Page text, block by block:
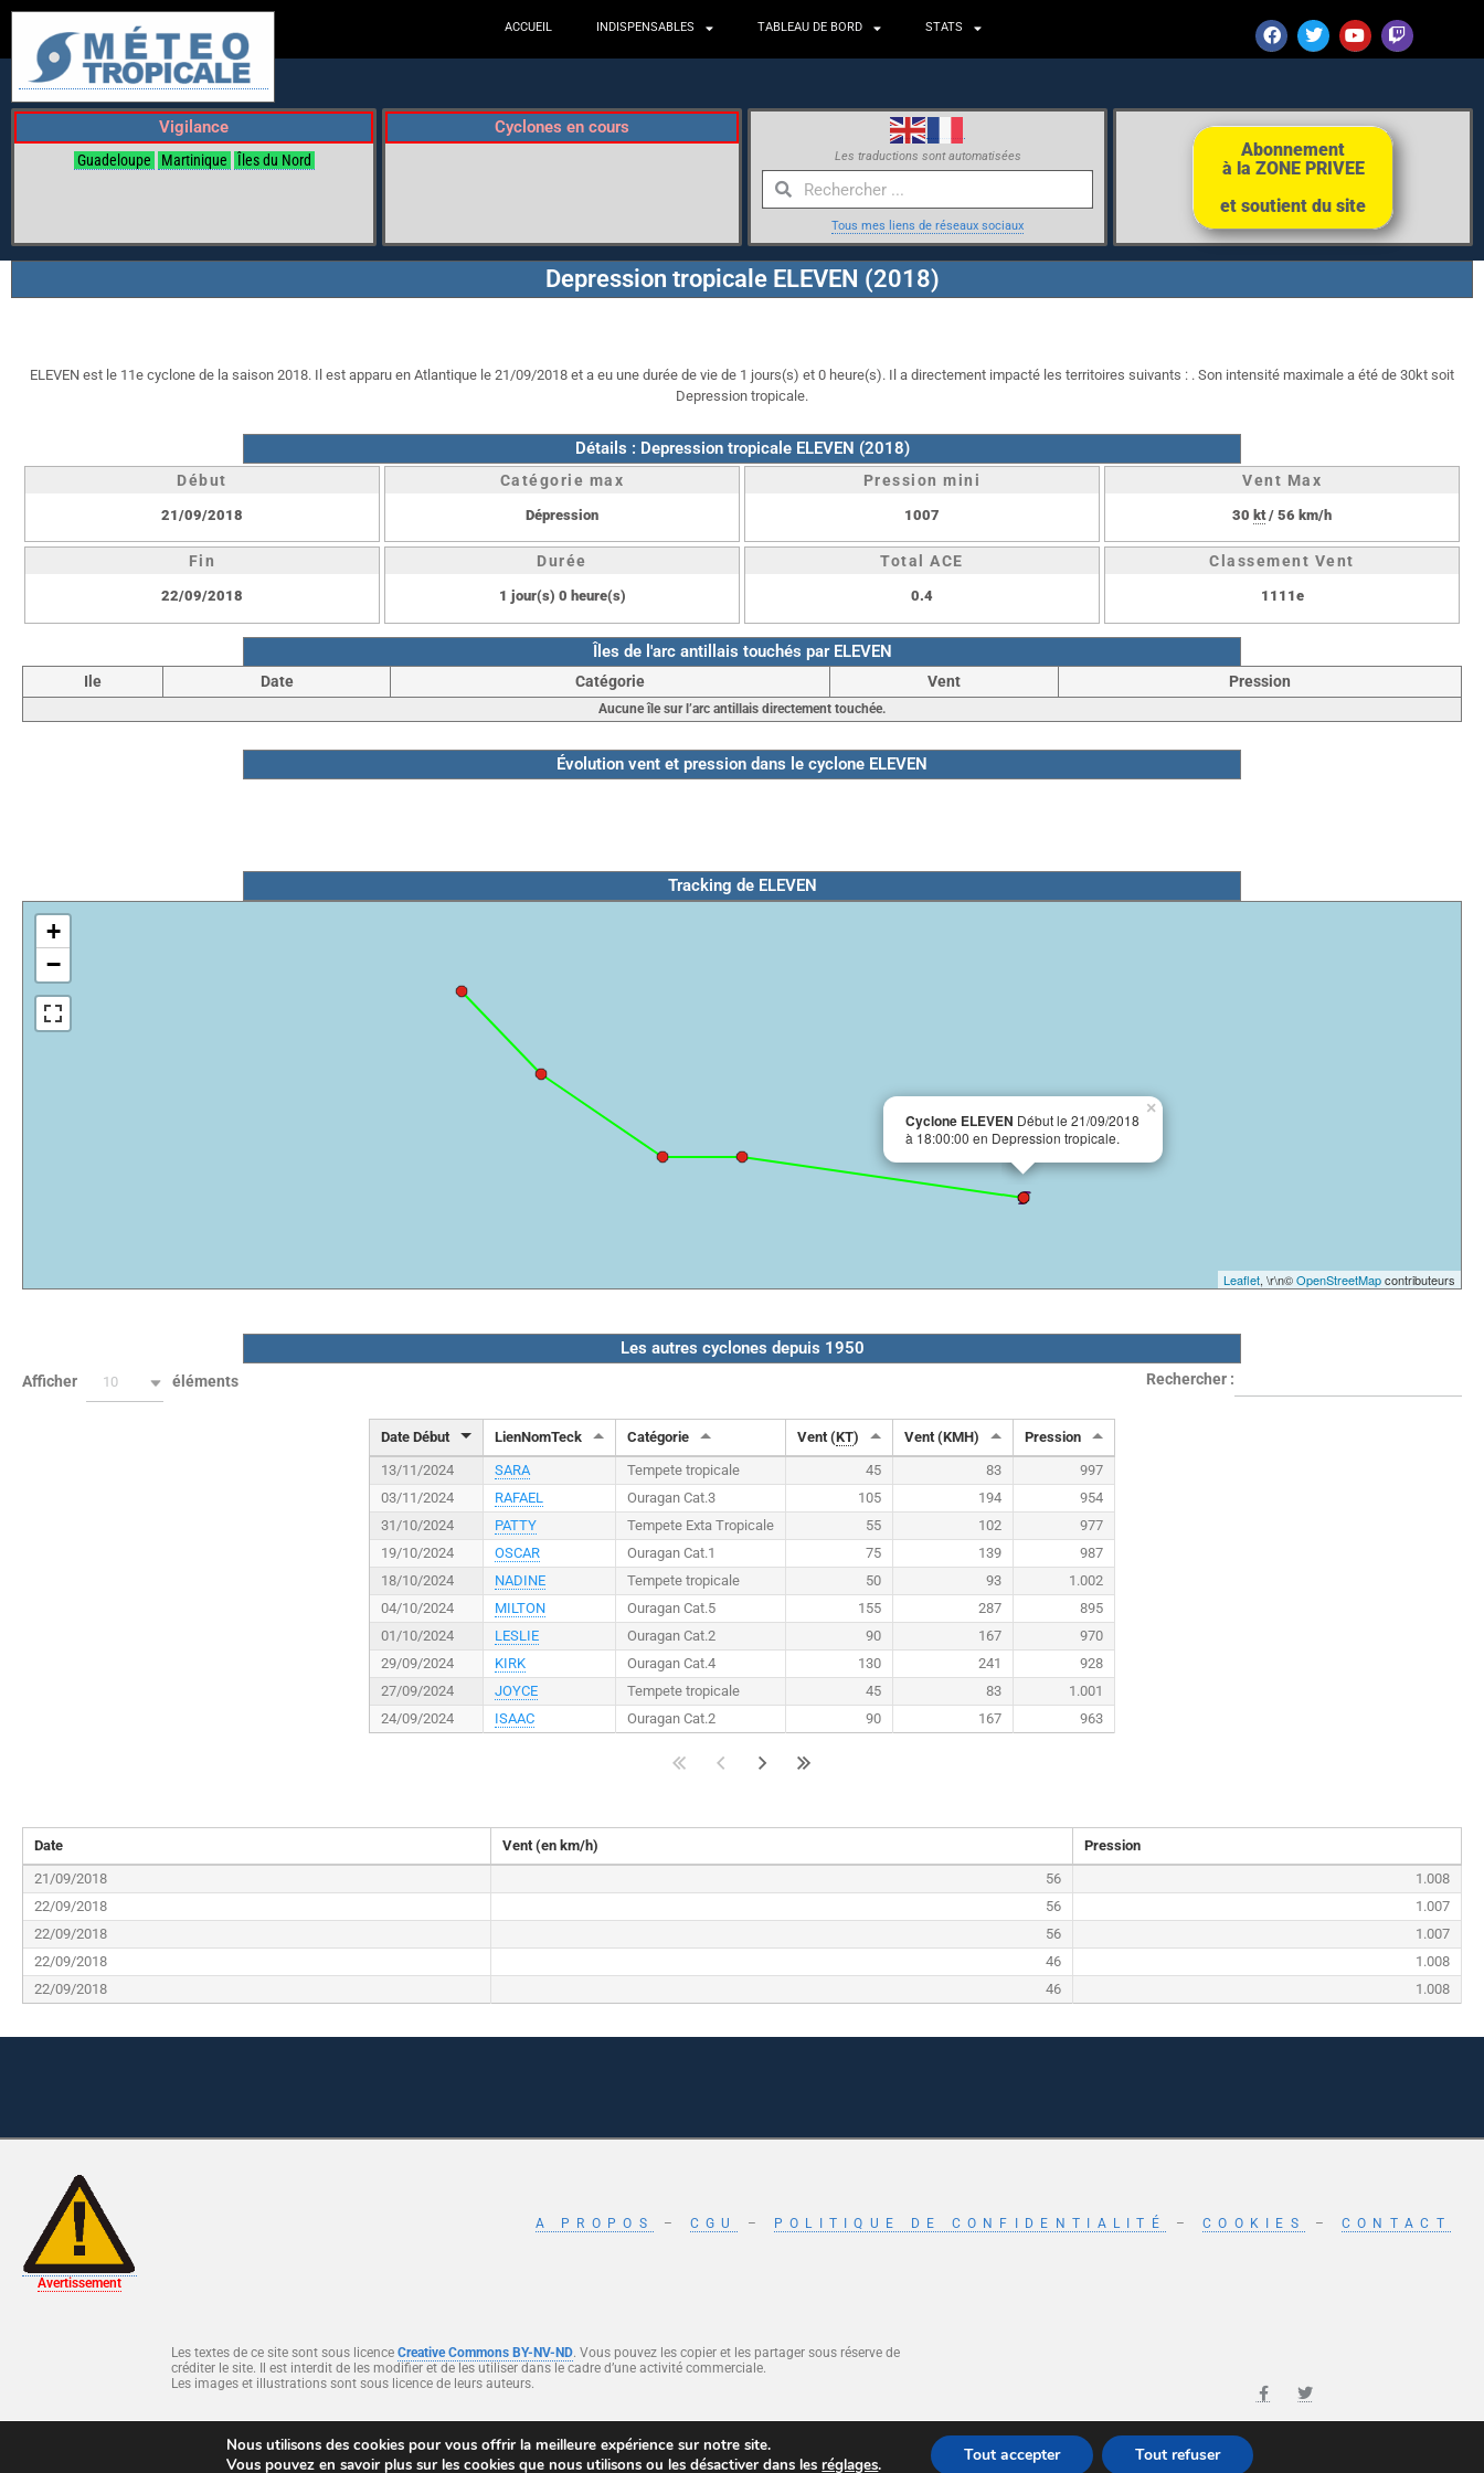
ACCUEIL INDISPENSABLES TABLEAU DE BORD STATS
Vigilance
Guadeloupe Martinique Îles du Nord
Cyclones en cours
Les traductions sont automatisées
Tous mes liens de réseaux sociaux
Abonnement
à la ZONE PRIVEE
et soutient du site
Depression tropicale ELEVEN (2018)
ELEVEN est le 11e cyclone de la saison 2018. Il est apparu en Atlantique le 21/09/2018 et a eu une durée de vie de 1 jours(s) et 0 heure(s). Il a directement impacté les territoires suivants : . Son intensité maximale a été de 30kt soit
Depression tropicale.
Détails : Depression tropicale ELEVEN (2018)
Début
21/09/2018
Catégorie max
Dépression
Pression mini
1007
Vent Max
30 kt/ 56 km/h
Fin
22/09/2018
Durée
1 jour(s) 0 heure(s)
Total ACE
0.4
Classement Vent
1111e
Îles de l'arc antillais touchés par ELEVEN
Ile Date Catégorie Vent Pression
Aucune île sur l’arc antillais directement touchée.
Évolution vent et pression dans le cyclone ELEVEN
Tracking de ELEVEN
Cyclone ELEVEN Début le 21/09/2018
à 18:00:00 en Depression tropicale.
×
+
−
Leaflet, \r\n©OpenStreetMapcontributeurs
Les autres cyclones depuis 1950
Afficher 10 éléments Rechercher :
Date Début LienNomTeck Catégorie Vent (KT) Vent (KMH)
Pression
13/11/2024
SARA Tempete tropicale 45 83
997
03/11/2024
RAFAEL Ouragan Cat.3 105 194
954
31/10/2024
PATTY Tempete Exta Tropicale 55 102
977
19/10/2024
OSCAR Ouragan Cat.1 75 139
987
18/10/2024
NADINE Tempete tropicale 50 93
1.002
04/10/2024
MILTON Ouragan Cat.5 155 287
895
01/10/2024
LESLIE Ouragan Cat.2 90 167
970
29/09/2024
KIRK Ouragan Cat.4 130 241
928
27/09/2024
JOYCE Tempete tropicale 45 83
1.001
24/09/2024
ISAAC Ouragan Cat.2 90 167 963
Date Vent (en km/h)
Pression
21/09/2018
56
1.008
22/09/2018
56
1.007
22/09/2018
56
1.007
22/09/2018
46
1.008
22/09/2018
46 1.008
Avertissement
A PROPOS – CGU – POLITIQUE DE CONFIDENTIALITÉ – COOKIES – CONTACT
Les textes de ce site sont sous licence Creative Commons BY-NV-ND. Vous pouvez les copier et les partager sous réserve de
créditer le site. Il est interdit de les modifier et de les utiliser dans le cadre d’une activité commerciale.
Les images et illustrations sont sous licence de leurs auteurs.
Ce site est protégé par reCAPTCHA et Google Politique de confidentialité et Conditions d’utilisation
Nous utilisons des cookies pour vous offrir la meilleure expérience sur notre site.
Vous pouvez en savoir plus sur les cookies que nous utilisons ou les désactiver dans lesréglages. Tout accepter Tout refuser